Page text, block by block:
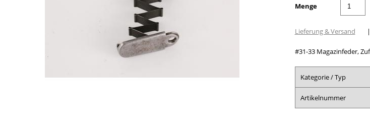
Menge
Lieferung & Versand |
#31-33 Magazinfeder,
Kategorie / Typ
Artikelnummer